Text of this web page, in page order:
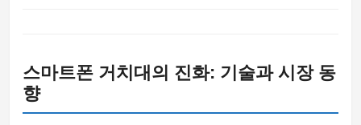
다용도 일상용 거치대
파워핸들/핑거링/충전기
스마트폰 거치대의 진화: 기술과 시장 동
향